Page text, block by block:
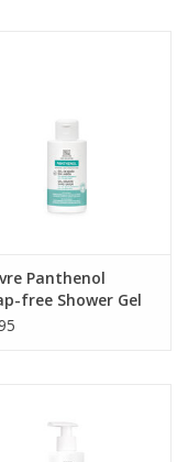
Panthenol
free Shower Gel